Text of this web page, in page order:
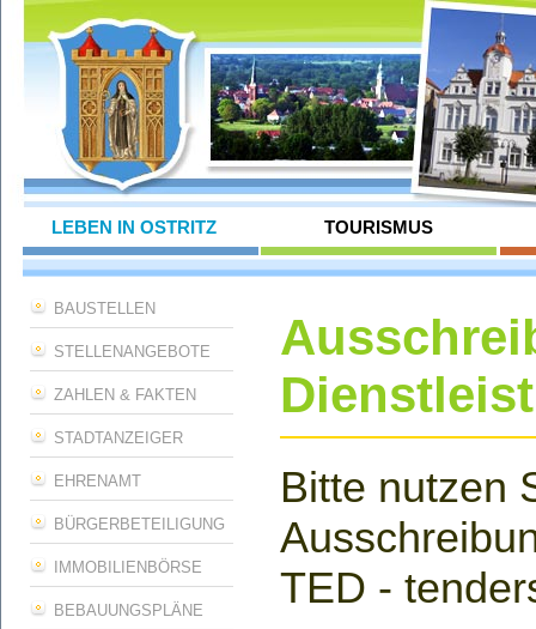
LEBEN IN OSTRITZ TOURISMUS
BAUSTELLEN
STELLENANGEBOTE
ZAHLEN & FAKTEN
STADTANZEIGER
EHRENAMT
BÜRGERBETEILIGUNG
IMMOBILIENBÖRSE
BEBAUUNGSPLÄNE
Bitte nutzen
TED -